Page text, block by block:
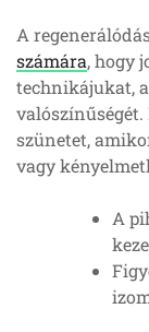
A
számára, hogy
technikájukat,
valószínűségét.
szünetet,
vagy
A